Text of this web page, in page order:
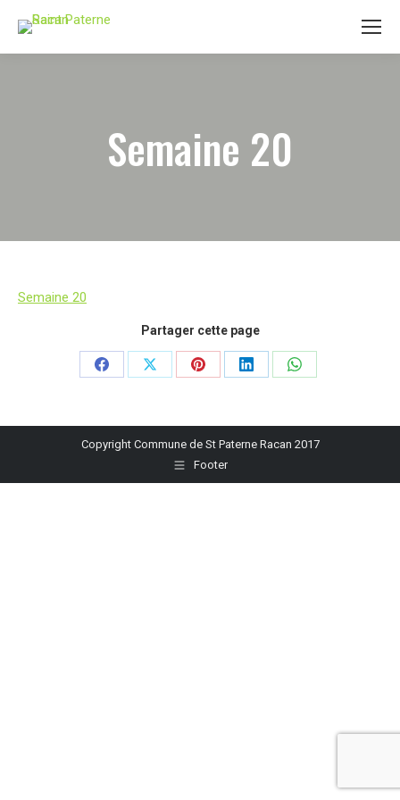
Semaine 20
Semaine 20
Partager cette page
Partager
Facebook
Partager
X
Partager
Pinterest
Partager
LinkedIn
Partager
WhatsApp
Copyright Commune de St Paterne Racan 2017
Footer